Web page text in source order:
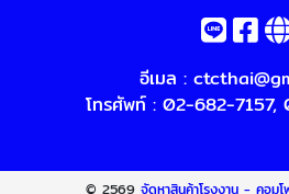
อีเมล :
โทรศัพท์ : 02-682-7157,
© 2569จัดหาสินค้าโรงงาน - คอมโ